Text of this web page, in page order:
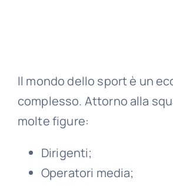
Il mondo dello sport è un
complesso. Attorno alla
molte figure:
Dirigenti;
Operatori media;